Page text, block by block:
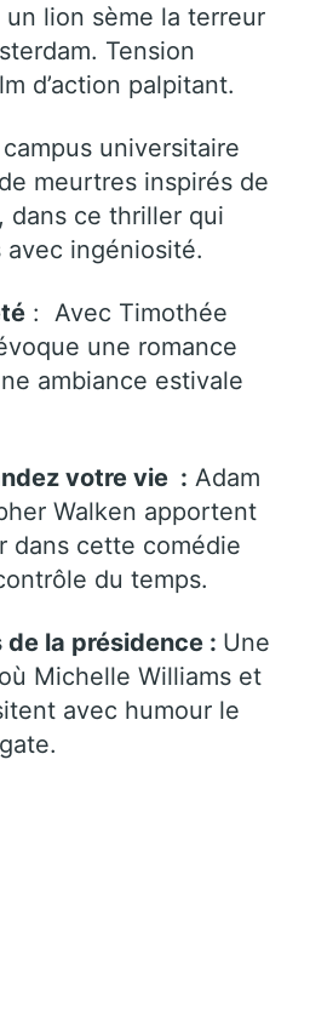
un lion sème la terreur
Tension
d’action palpitant.
universitaire
meurtres inspirés de
dans ce thriller qui
ingéniosité.
: Avec Timothée
une romance
ambiance estivale
votre vie : Adam
Walken apportent
dans cette comédie
du temps.
la présidence : Une
Michelle Williams et
avec humour le